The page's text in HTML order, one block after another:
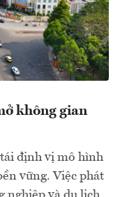
không gian
định vị mô hình
vững. Việc phát